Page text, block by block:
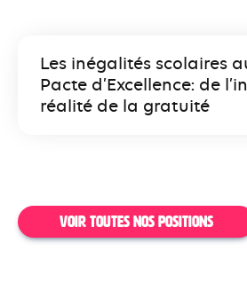
Les inégalités scolaires
Pacte d’Excellence: de
réalité de la gratuité
VOIR TOUTES NOS POSITIONS